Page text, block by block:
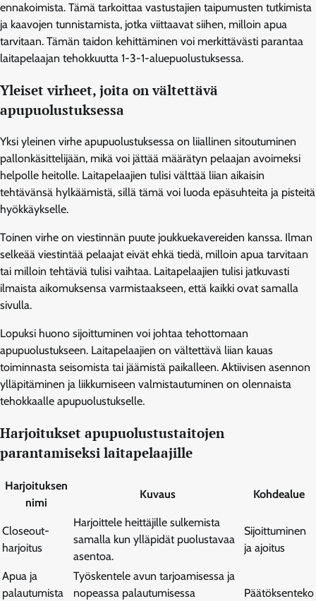
ennakoimista. Tämä tarkoittaa vastustajien taipumusten tutkimista
ja kaavojen tunnistamista, jotka viittaavat siihen, milloin apua
tarvitaan. Tämän taidon kehittäminen voi merkittävästi parantaa
laitapelaajan tehokkuutta 1-3-1-aluepuolustuksessa.
Yleiset virheet, joita on vältettävä
apupuolustuksessa
Yksi yleinen virhe apupuolustuksessa on liiallinen sitoutuminen
pallonkäsittelijään, mikä voi jättää määrätyn pelaajan avoimeksi
helpolle heitolle. Laitapelaajien tulisi välttää liian aikaisin
tehtävänsä hylkäämistä, sillä tämä voi luoda epäsuhteita ja pisteitä
hyökkäykselle.
Toinen virhe on viestinnän puute joukkuekavereiden kanssa. Ilman
selkeää viestintää pelaajat eivät ehkä tiedä, milloin apua tarvitaan
tai milloin tehtäviä tulisi vaihtaa. Laitapelaajien tulisi jatkuvasti
ilmaista aikomuksensa varmistaakseen, että kaikki ovat samalla
sivulla.
Lopuksi huono sijoittuminen voi johtaa tehottomaan
apupuolustukseen. Laitapelaajien on vältettävä liian kauas
toiminnasta seisomista tai jäämistä paikalleen. Aktiivisen asennon
ylläpitäminen ja liikkumiseen valmistautuminen on olennaista
tehokkaalle apupuolustukselle.
Harjoitukset apupuolustustaitojen
parantamiseksi laitapelaajille
Harjoituksen
nimi
Kuvaus Kohdealue
Closeout-
harjoitus
Harjoittele heittäjille sulkemista
samalla kun ylläpidät puolustavaa
asentoa.
Sijoittuminen
ja ajoitus
Apua ja
palautumista
Työskentele avun tarjoamisessa ja
nopeassa palautumisessa
Päätöksenteko